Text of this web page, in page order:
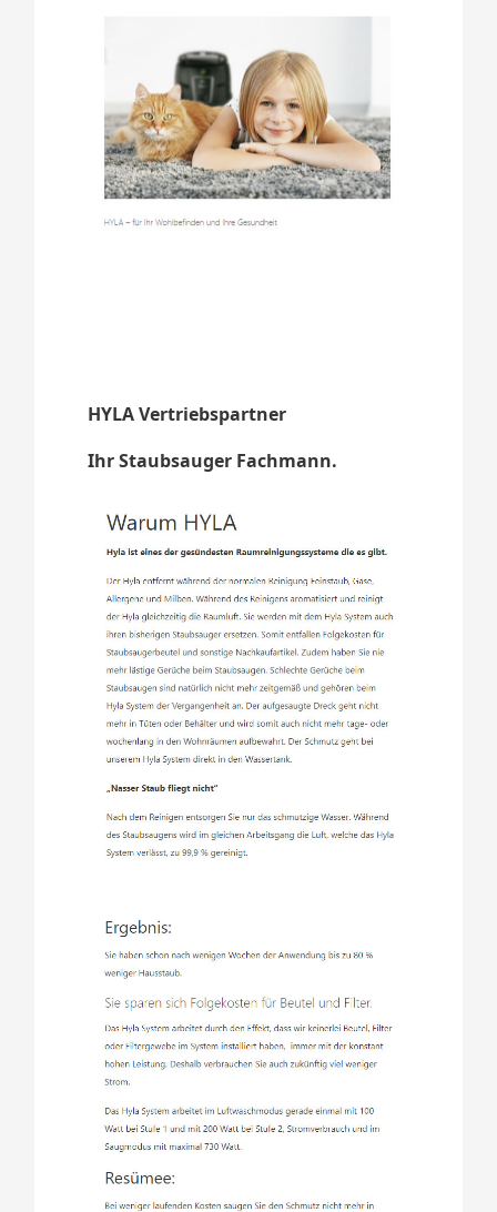
HYLA Vertriebspartner
Ihr Staubsauger Fachmann.